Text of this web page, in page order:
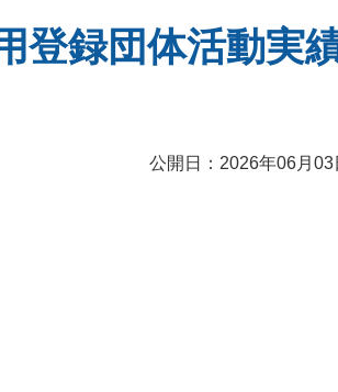
録団体活動実
公開日：2026年06月